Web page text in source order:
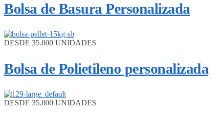
Bolsa de Basura Personalizada
DESDE 35.000 UNIDADES
Bolsa de Polietileno personalizada
DESDE 35.000 UNIDADES